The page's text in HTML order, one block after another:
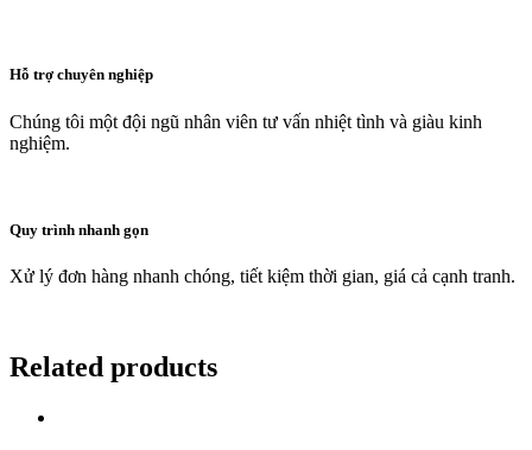
Hỗ trợ chuyên nghiệp
Chúng tôi một đội ngũ nhân viên tư vấn nhiệt tình và giàu kinh
nghiệm.
Quy trình nhanh gọn
Xử lý đơn hàng nhanh chóng, tiết kiệm thời gian, giá cả cạnh tranh.
Related products